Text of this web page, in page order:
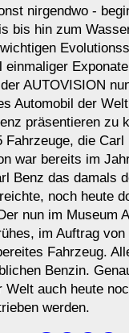
nirgendwo -
bis hin zum
AUTOVISION
Automobil der
präsentieren zu
die Carl
war bereits im
Benz das damals
noch heute
nun im Museum
im Auftrag
Fahrzeug.
Benzin.
auch heute
werden.